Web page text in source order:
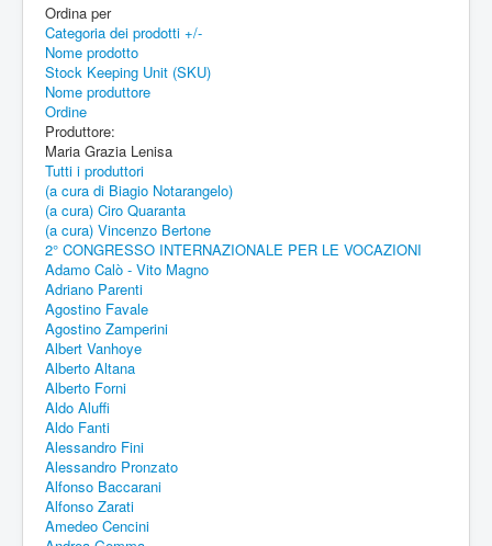
Ordina per
Categoria dei prodotti +/-
Nome prodotto
Stock Keeping Unit (SKU)
Nome produttore
Ordine
Produttore:
Maria Grazia Lenisa
Tutti i produttori
(a cura di Biagio Notarangelo)
(a cura) Ciro Quaranta
(a cura) Vincenzo Bertone
2° CONGRESSO INTERNAZIONALE PER LE VOCAZIONI
Adamo Calò - Vito Magno
Adriano Parenti
Agostino Favale
Agostino Zamperini
Albert Vanhoye
Alberto Altana
Alberto Forni
Aldo Aluffi
Aldo Fanti
Alessandro Fini
Alessandro Pronzato
Alfonso Baccarani
Alfonso Zarati
Amedeo Cencini